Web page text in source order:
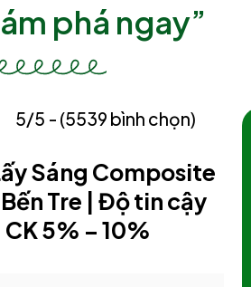
phá ngay”
5/5 - (5539 bình chọn)
Sáng Composite
Tre | Độ tin cậy
5% – 10%